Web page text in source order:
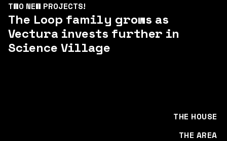
TWO NEW PROJECTS!
The Loop family grows as
Vectura invests further in
Science Village
THE HOUSE
THE AREA